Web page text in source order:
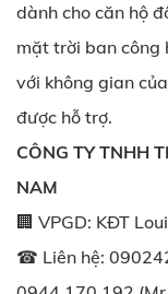
dành cho căn hộ
mặt trời ban công
với không gian
được hỗ trợ.
CÔNG TY TNHH
NAM
🏢 VPGD: KĐT
☎ Liên hệ: